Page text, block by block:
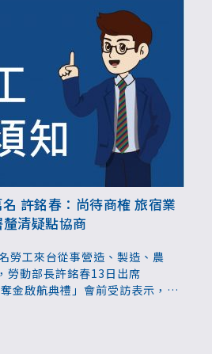
許銘春：尚待商榷 旅宿業
清疑點協商
勞工來台從事營造、製造、農
勞動部長許銘春13日出席
金啟航典禮」會前受訪表示，行
才會正式公告，數量無法確定
談。